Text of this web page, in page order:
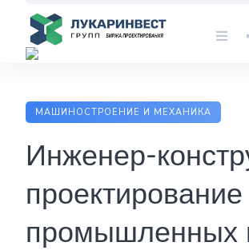
content
МАШИНОСТРОЕНИЕ И МЕХАНИКА
Инженер-
проектирование
промышленных